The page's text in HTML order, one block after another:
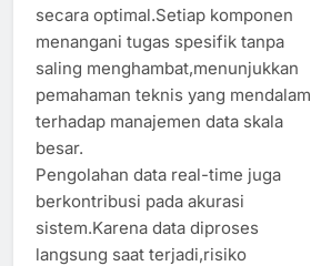
secara optimal.Setiap komponen
menangani tugas spesifik tanpa
saling menghambat,menunjukkan
pemahaman teknis yang mendalam
terhadap manajemen data skala
besar.
Pengolahan data real-time juga
berkontribusi pada akurasi
sistem.Karena data diproses
langsung saat terjadi,risiko